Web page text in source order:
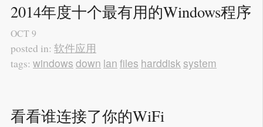
2014年度十个最有用的Windows程序
OCT9
posted in: 软件应用
tags: windows down lan files harddisk system
看看谁连接了你的WiFi